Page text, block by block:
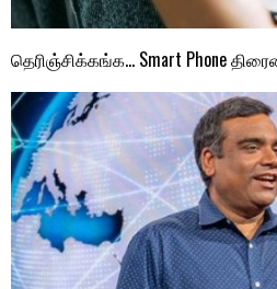
தெரிஞ்சிக்கங்க… Smart Phone